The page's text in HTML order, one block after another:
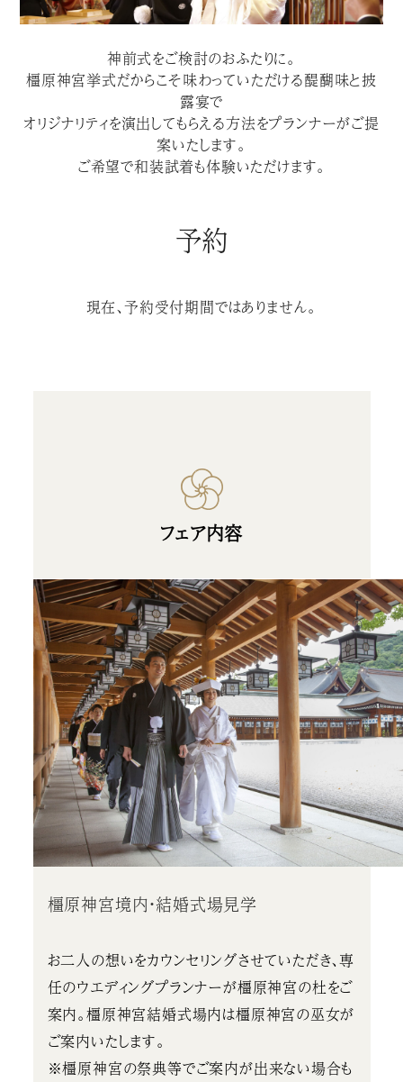
神前式をご検討のおふたりに。
橿原神宮挙式だからこそ味わっていただける醍醐味と披
露宴で
オリジナリティを演出してもらえる方法をプランナーがご提
案いたします。
ご希望で和装試着も体験いただけます。
予約
現在、予約受付期間ではありません。
フェア内容
橿原神宮境内・結婚式場見学
お二人の想いをカウンセリングさせていただき、専
任のウエディングプランナーが橿原神宮の杜をご
案内。橿原神宮結婚式場内は橿原神宮の巫女が
ご案内いたします。
※橿原神宮の祭典等でご案内が出来ない場合も